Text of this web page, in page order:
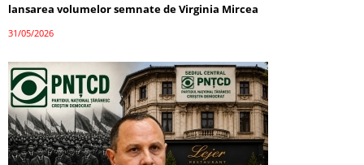
lansarea volumelor semnate de Virginia Mircea
31/05/2026